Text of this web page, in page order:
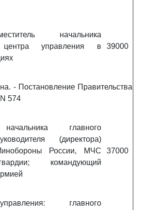
начальника
центра управления в
39000
- Постановление Правительства
574
главного
(директора)
России, МЧС
командующий
37000
главного